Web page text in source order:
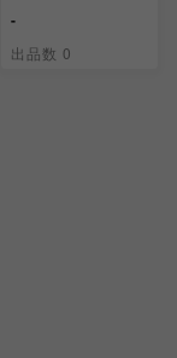
-
出品数 0